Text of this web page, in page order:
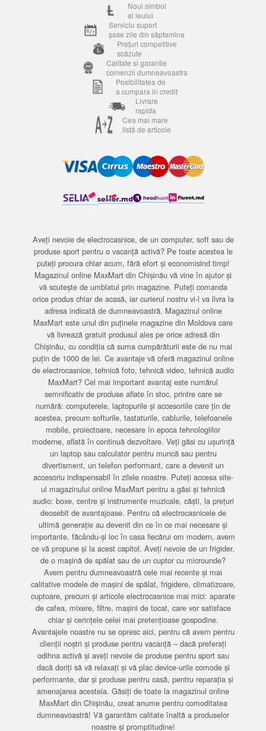
Noul simbol
al leului
Serviciu suport
șase zile din săptamina
Prețuri competitive
scăzute
Calitate si garantie
comenzii dumneavoastra
Posibilitatea de
a cumpara in credit
Livrare
rapida
Cea mai mare
listă de articole
Aveți nevoie de electrocasnice, de un computer, soft sau de
produse sport pentru o vacanță activă? Pe toate acestea le
puteți procura chiar acum, fără efort și economisind timp!
Magazinul online MaxMart din Chișinău vă vine în ajutor și
vă scutește de umblatul prin magazine. Puteți comanda
orice produs chiar de acasă, iar curierul nostru vi-l va livra la
adresa indicată de dumneavoastră. Magazinul online
MaxMart este unul din puținele magazine din Moldova care
vă livrează gratuit produsul ales pe orice adresă din
Chișinău, cu condiția că suma cumpărăturii este de nu mai
puțin de 1000 de lei. Ce avantaje vă oferă magazinul online
de electrocasnice, tehnică foto, tehnică video, tehnică audio
MaxMart? Cel mai important avantaj este numărul
semnificativ de produse aflate în stoc, printre care se
numără: computerele, laptopurile și accesoriile care țin de
acestea, precum softurile, tastaturile, cablurile, telefoanele
mobile, proiectoare, necesare în epoca tehnologiilor
moderne, aflată în continuă dezvoltare. Veți găsi cu ușurință
un laptop sau calculator pentru muncă sau pentru
divertisment, un telefon performant, care a devenit un
accesoriu indispensabil în zilele noastre. Puteți accesa site-
ul magazinului online MaxMart pentru a găsi și tehnică
audio: boxe, centre și instrumente muzicale, căști, la prețuri
deosebit de avantajoase. Pentru că electrocasnicele de
ultimă generație au devenit din ce în ce mai necesare și
importante, făcându-și loc în casa fiecărui om modern, avem
ce vă propune și la acest capitol. Aveți nevoie de un frigider,
de o mașină de spălat sau de un cuptor cu microunde?
Avem pentru dumneavoastră cele mai recente și mai
calitative modele de mașini de spălat, frigidere, climatizoare,
cuptoare, precum și articole electrocasnice mai mici: aparate
de cafea, mixere, filtre, mașini de tocat, care vor satisface
chiar și cerințele celei mai pretențioase gospodine.
Avantajele noastre nu se opresc aici, pentru că avem pentru
clienții noștri și produse pentru vacanță – dacă preferați
odihna activă și aveți nevoie de produse pentru sport sau
dacă doriți să vă relaxați și vă plac device-urile comode și
performante, dar și produse pentru casă, pentru reparația și
amenajarea acesteia. Găsiți de toate la magazinul online
MaxMart din Chișinău, creat anume pentru comoditatea
dumneavoastră! Vă garantăm calitate înaltă a produselor
noastre și promptitudine!